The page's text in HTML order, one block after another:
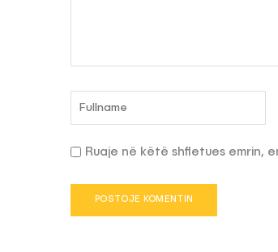
Ruaje në këtë shfletues emrin,